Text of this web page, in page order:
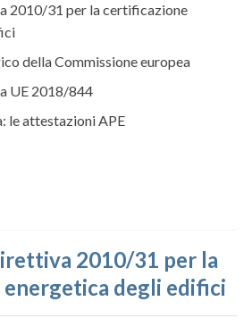
2010/31 per la certificazione
della Commissione europea
UE 2018/844
le attestazioni APE
2010/31 per la
degli edifici